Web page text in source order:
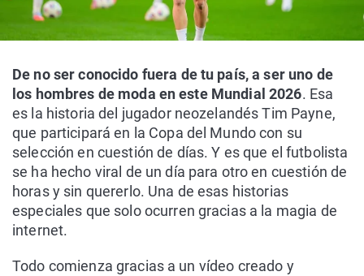
De no ser conocido fuera de tu país, a ser uno de
los hombres de moda en este Mundial 2026. Esa
es la historia del jugador neozelandés Tim Payne,
que participará en la Copa del Mundo con su
selección en cuestión de días. Y es que el futbolista
se ha hecho viral de un día para otro en cuestión de
horas y sin quererlo. Una de esas historias
especiales que solo ocurren gracias a la magia de
internet.
Todo comienza gracias a un vídeo creado y